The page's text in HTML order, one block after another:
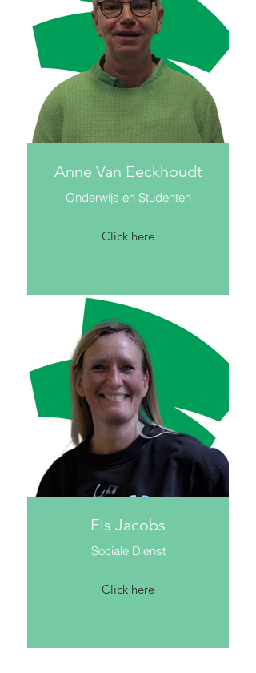
Anne Van Eeckhoudt
Onderwijs en Studenten
Click here
Els Jacobs
Sociale Dienst
Click here